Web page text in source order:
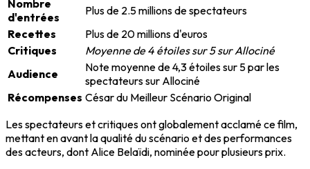
Nombre
d'entrées
Plus de 2.5 millions de spectateurs
Recettes
Plus de 20 millions d'euros
Critiques
Moyenne de 4 étoiles sur 5 sur Allociné
Audience
Note moyenne de 4,3 étoiles sur 5 par les
spectateurs sur Allociné
Récompenses César du Meilleur Scénario Original
Les spectateurs et critiques ont globalement acclamé ce film,
mettant en avant la qualité du scénario et des performances
des acteurs, dont Alice Belaïdi, nominée pour plusieurs prix.